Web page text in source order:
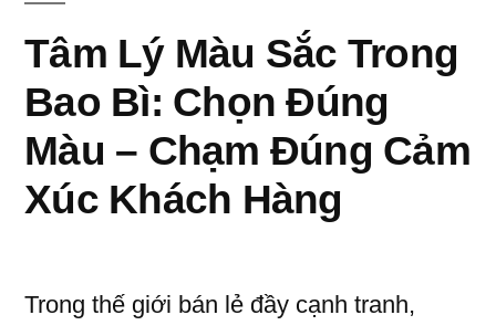
BÌ
TRỞ
THÀNH
MỘT
MÓN
Tâm Lý Màu Sắc Trong
Bao Bì: Chọn Đúng
Màu – Chạm Đúng Cảm
Xúc Khách Hàng
Trong thế giới bán lẻ đầy cạnh tranh,